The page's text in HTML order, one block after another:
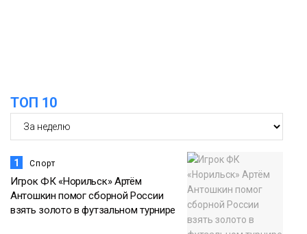
ТОП 10
1 Спорт
Игрок ФК «Норильск» Артём
Антошкин помог сборной России
взять золото в футзальном турнире